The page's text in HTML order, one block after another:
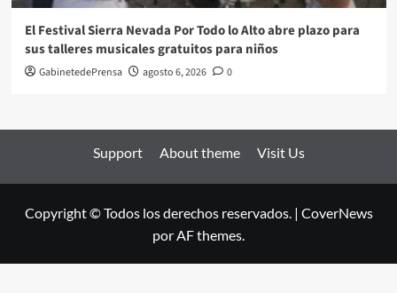
El Festival Sierra Nevada Por Todo lo Alto abre plazo para
sus talleres musicales gratuitos para niños
GabinetedePrensa agosto 6, 2026 0
Support About theme Visit Us
Copyright © Todos los derechos reservados. | CoverNews
por AF themes.